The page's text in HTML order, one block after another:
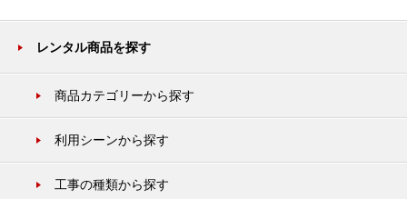
レンタル商品を探す
商品カテゴリーから探す
利用シーンから探す
工事の種類から探す